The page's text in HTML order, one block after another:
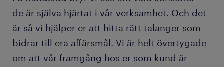
de är själva hjärtat i vår verksamhet. Och det
är så vi hjälper er att hitta rätt talanger som
bidrar till era affärsmål. Vi är helt övertygade
om att vår framgång hos er som kund är